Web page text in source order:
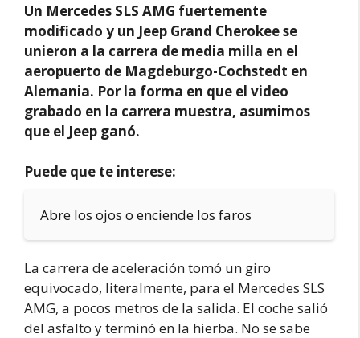
Un Mercedes SLS AMG fuertemente
modificado y un Jeep Grand Cherokee se
unieron a la carrera de media milla en el
aeropuerto de Magdeburgo-Cochstedt en
Alemania. Por la forma en que el video
grabado en la carrera muestra, asumimos
que el Jeep ganó.
Puede que te interese:
Abre los ojos o enciende los faros
La carrera de aceleración tomó un giro
equivocado, literalmente, para el Mercedes SLS
AMG, a pocos metros de la salida. El coche salió
del asfalto y terminó en la hierba. No se sabe